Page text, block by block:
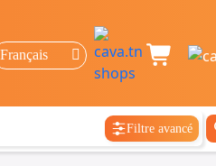
Filtre avancé